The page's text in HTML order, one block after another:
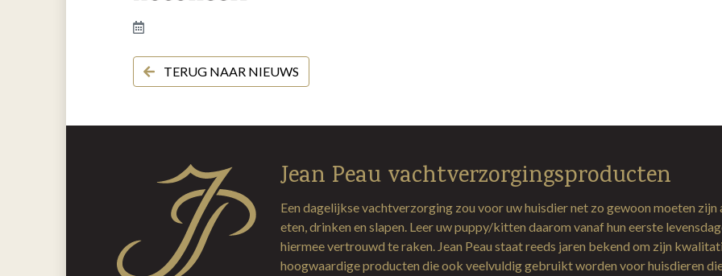
TERUG NAAR NIEUWS
Jean Peau vachtverzorgingsproducten
Een dagelijkse vachtverzorging zou voor uw huisdier net zo gewoon moeten zijn
eten, drinken en slapen. Leer uw puppy/kitten daarom vanaf hun eerste
hiermee vertrouwd te raken. Jean Peau staat reeds jaren bekend om zijn
hoogwaardige producten die ook veelvuldig gebruikt worden voor huisdieren